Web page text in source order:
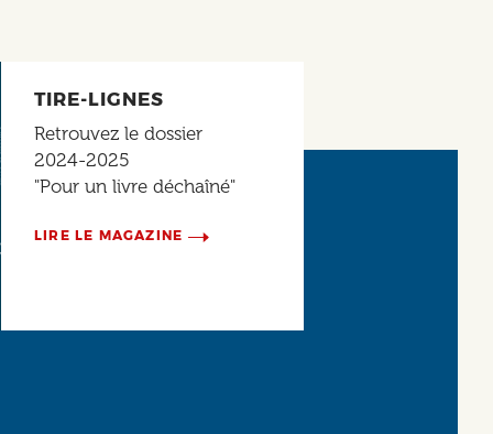
TIRE-LIGNES
Retrouvez le dossier
2024-2025
"Pour un livre déchaîné"
LIRE LE MAGAZINE